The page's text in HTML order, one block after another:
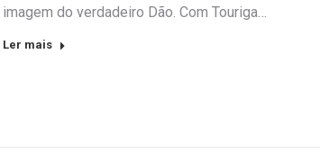
imagem do verdadeiro Dão. Com Touriga…
Ler mais